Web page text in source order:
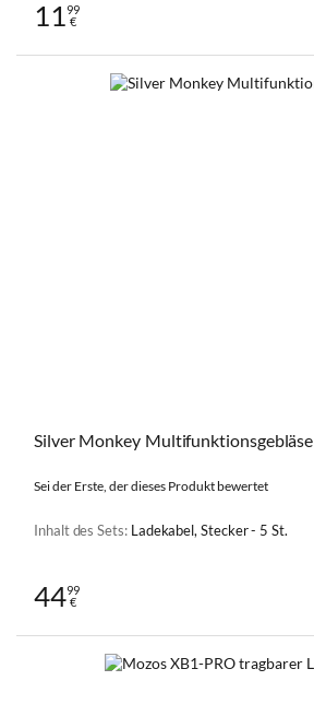
1199
€
Silver Monkey Multifunktionsgebläse
Sei der Erste, der dieses Produkt bewertet
Inhalt des Sets: Ladekabel, Stecker - 5 St.
4499
€